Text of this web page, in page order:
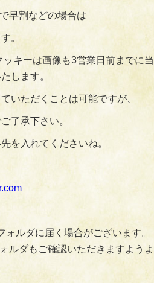
早割などの場合は
。
キーは画像も3営業日前までに当
します。
いただくことは可能ですが、
了承下さい。
を入れてくださいね。
ルダに届く場合がございます。
ルダもご確認いただきますようよ